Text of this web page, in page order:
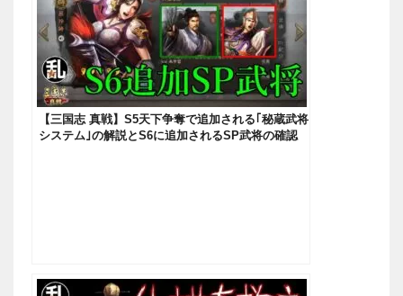
【三国志 真戦】S5天下争奪で追加される｢秘蔵武将
システム｣の解説とS6に追加されるSP武将の確認